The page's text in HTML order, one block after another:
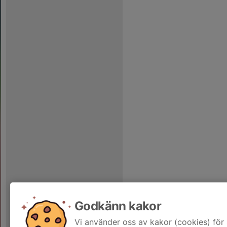
Godkänn kakor
Vi använder oss av kakor (cookies)